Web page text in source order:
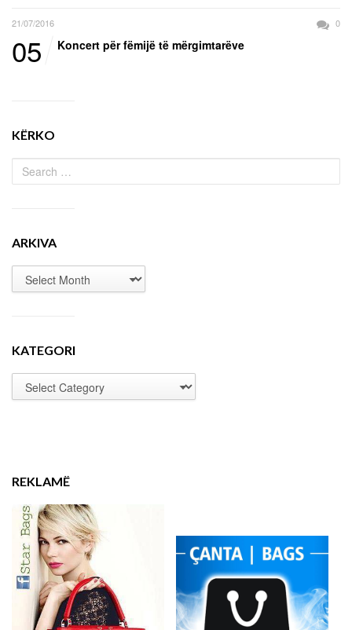
21/07/2016 0
05 Koncert për fëmijë të mërgimtarëve
KËRKO
ARKIVA
KATEGORI
REKLAMË